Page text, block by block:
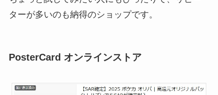
ターが多いのも納得のショップです。
PosterCard オンラインストア